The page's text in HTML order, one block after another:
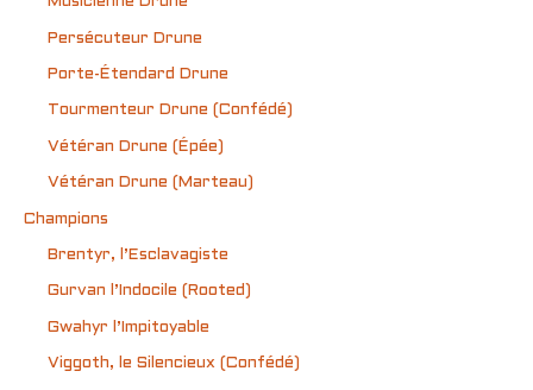
Persécuteur Drune
Porte-Étendard Drune
Tourmenteur Drune (Confédé)
Vétéran Drune (Épée)
Vétéran Drune (Marteau)
Champions
Brentyr, l’Esclavagiste
Gurvan l’Indocile (Rooted)
Gwahyr l’Impitoyable
Viggoth, le Silencieux (Confédé)